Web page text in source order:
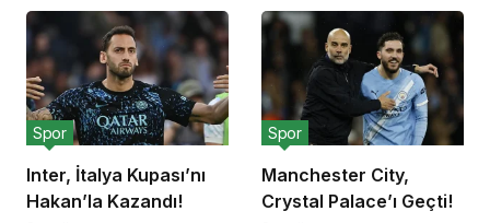
Inter, İtalya Kupası’nı
Hakan’la Kazandı!
Spor
Manchester City,
Crystal Palace’ı Geçti!
Spor